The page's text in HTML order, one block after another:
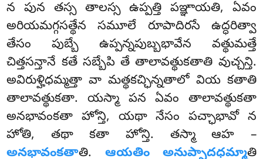
న పున తస్స తాలస్స ఉప్పత్తి పఞ్ఞాయతి, ఏవం
అరియమగ్గసత్థేనసమూలే రూపాదిరసే ఉద్ధరిత్వా
తేసం పుబ్బే ఉప్పన్నపుబ్బభావేన వత్థుమత్తే
చిత్తసన్తానే కతే సబ్బేపి తే తాలావత్థుకతాతి వుచ్చన్తి.
అవిరుళ్హిధమ్మత్తా వా మత్థకచ్ఛిన్నతాలో వియ కతాతి
తాలావత్థుకతా. యస్మా పన ఏవం తాలావత్థుకతా
అనభావంకతా హోన్తి, యథా నేసం పచ్ఛాభావో న
హోతి, తథా కతా హోన్తి. తస్మా ఆహ –
అనభావంకతాతి. ఆయతిం అనుప్పాదధమ్మాతి